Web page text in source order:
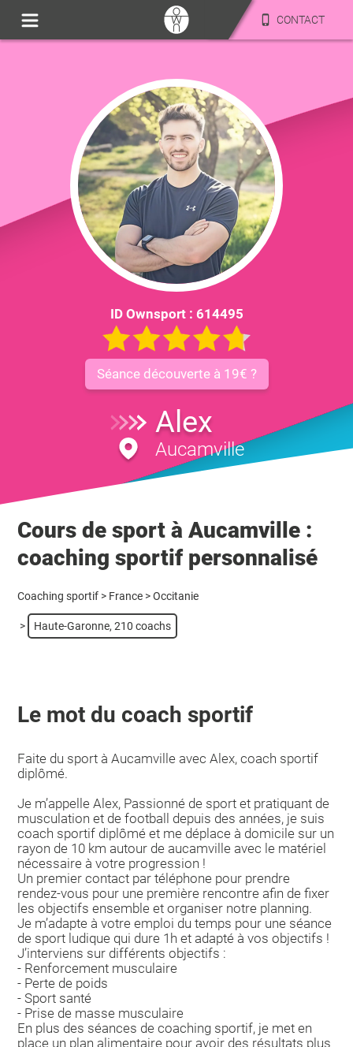
CONTACT
ID Ownsport : 614495
Séance découverte à 19€ ?
Alex
Aucamville
Cours de sport à Aucamville :
coaching sportif personnalisé
Coaching sportif > France > Occitanie
> Haute-Garonne, 210 coachs
Le mot du coach sportif
Faite du sport à Aucamville avec Alex, coach sportif
diplômé.
Je m’appelle Alex, Passionné de sport et pratiquant de
musculation et de football depuis des années, je suis
coach sportif diplômé et me déplace à domicile sur un
rayon de 10 km autour de aucamville avec le matériel
nécessaire à votre progression !
Un premier contact par téléphone pour prendre
rendez-vous pour une première rencontre afin de fixer
les objectifs ensemble et organiser notre planning.
Je m’adapte à votre emploi du temps pour une séance
de sport ludique qui dure 1h et adapté à vos objectifs !
J’interviens sur différents objectifs :
- Renforcement musculaire
- Perte de poids
- Sport santé
- Prise de masse musculaire
En plus des séances de coaching sportif, je met en
place un plan alimentaire pour avoir des résultats plus